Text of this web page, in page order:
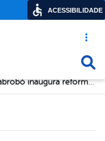
Acesso
Governo de Cabrobó inaugura reforma e requalificação da Creche Antônia Caldas Brandão
ACESSIBILIDADE